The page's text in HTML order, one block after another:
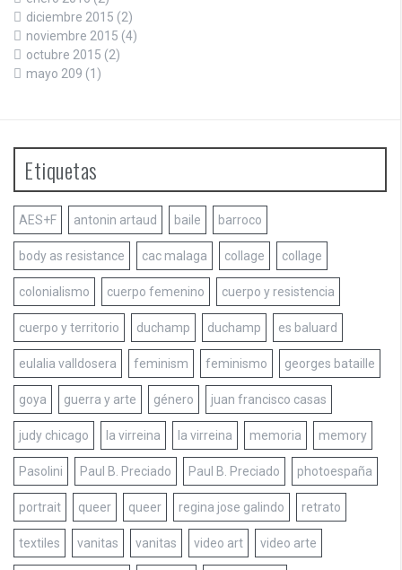
diciembre 2015 (2)
noviembre 2015 (4)
octubre 2015 (2)
mayo 209 (1)
Etiquetas
AES+F antonin artaud baile barroco
body as resistance cac malaga collage collage
colonialismo cuerpo femenino cuerpo y resistencia
cuerpo y territorio duchamp duchamp es baluard
eulalia valldosera feminism feminismo georges bataille
goya guerra y arte género juan francisco casas
judy chicago la virreina la virreina memoria memory
Pasolini Paul B. Preciado Paul B. Preciado photoespaña
portrait queer queer regina jose galindo retrato
textiles vanitas vanitas video art video arte